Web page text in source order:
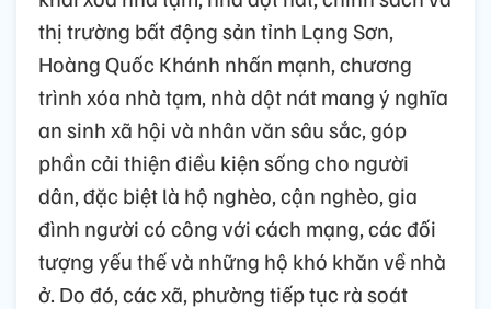
thị trường bất động sản tỉnh Lạng Sơn,
Hoàng Quốc Khánh nhấn mạnh, chương
trình xóa nhà tạm, nhà dột nát mang ý nghĩa
an sinh xã hội và nhân văn sâu sắc, góp
phần cải thiện điều kiện sống cho người
dân, đặc biệt là hộ nghèo, cận nghèo, gia
đình người có công với cách mạng, các đối
tượng yếu thế và những hộ khó khăn về nhà
ở. Do đó, các xã, phường tiếp tục rà soát